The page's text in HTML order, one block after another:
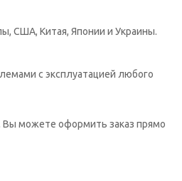
США, Китая, Японии и Украины.
с эксплуатацией любого
Вы можете оформить заказ прямо